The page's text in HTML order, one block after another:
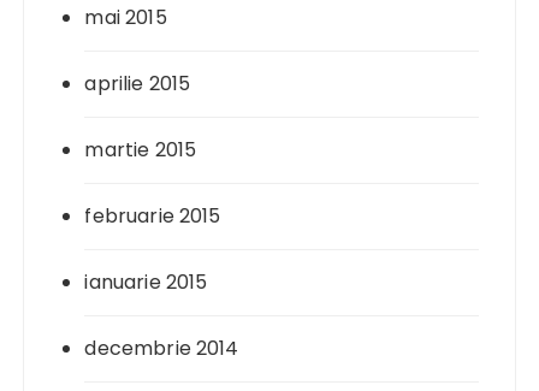
mai 2015
aprilie 2015
martie 2015
februarie 2015
ianuarie 2015
decembrie 2014